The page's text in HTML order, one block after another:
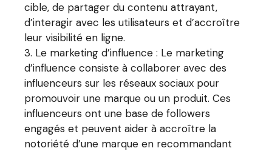
cible, de partager du contenu attrayant,
d’interagir avec les utilisateurs et d’accroître
leur visibilité en ligne.
Le marketing d’influence : Le marketing
d’influence consiste à collaborer avec des
influenceurs sur les réseaux sociaux pour
promouvoir une marque ou un produit. Ces
influenceurs ont une base de followers
engagés et peuvent aider à accroître la
notoriété d’une marque en recommandant